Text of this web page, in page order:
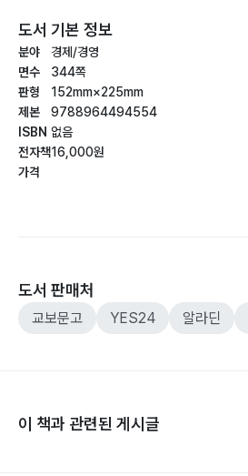
도서 기본 정보
분야
면수
판형
제본
ISBN
전자책
가격
경제/경영
344쪽
152mm×225mm
9788964494554
없음
16,000원
도서 판매처
교보문고 YES24 알라딘
이 책과 관련된 게시글